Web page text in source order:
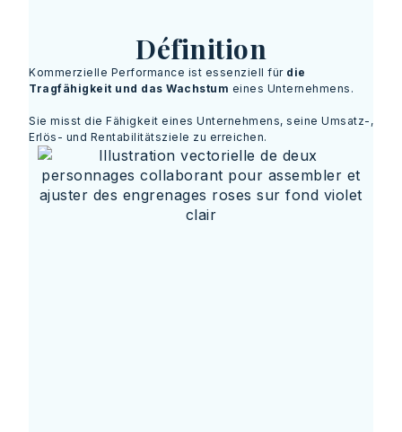
Définition
Kommerzielle Performance ist essenziell für die
Tragfähigkeit und das Wachstum eines Unternehmens.
Sie misst die Fähigkeit eines Unternehmens, seine Umsatz-,
Erlös- und Rentabilitätsziele zu erreichen.